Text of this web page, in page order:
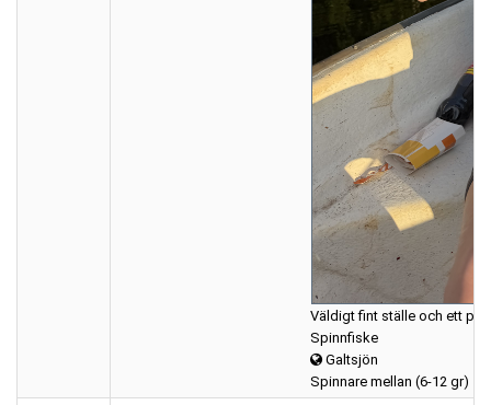
Väldigt fint ställe och ett
Spinnfiske
Galtsjön
Spinnare mellan (6-12 gr)